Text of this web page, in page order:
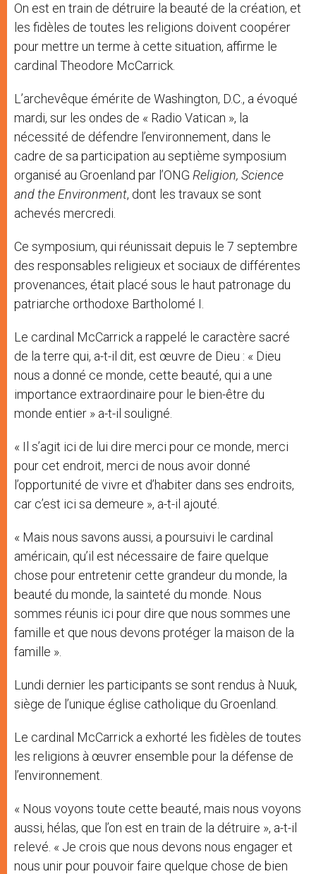
On est en train de détruire la beauté de la création, et
les fidèles de toutes les religions doivent coopérer
pour mettre un terme à cette situation, affirme le
cardinal Theodore McCarrick.
L’archevêque émérite de Washington, D.C., a évoqué
mardi, sur les ondes de « Radio Vatican », la
nécessité de défendre l’environnement, dans le
cadre de sa participation au septième symposium
organisé au Groenland par l’ONG Religion, Science
and the Environment, dont les travaux se sont
achevés mercredi.
Ce symposium, qui réunissait depuis le 7 septembre
des responsables religieux et sociaux de différentes
provenances, était placé sous le haut patronage du
patriarche orthodoxe Bartholomé I.
Le cardinal McCarrick a rappelé le caractère sacré
de la terre qui, a-t-il dit, est œuvre de Dieu : « Dieu
nous a donné ce monde, cette beauté, qui a une
importance extraordinaire pour le bien-être du
monde entier » a-t-il souligné.
« Il s’agit ici de lui dire merci pour ce monde, merci
pour cet endroit, merci de nous avoir donné
l’opportunité de vivre et d’habiter dans ses endroits,
car c’est ici sa demeure », a-t-il ajouté.
« Mais nous savons aussi, a poursuivi le cardinal
américain, qu’il est nécessaire de faire quelque
chose pour entretenir cette grandeur du monde, la
beauté du monde, la sainteté du monde. Nous
sommes réunis ici pour dire que nous sommes une
famille et que nous devons protéger la maison de la
famille ».
Lundi dernier les participants se sont rendus à Nuuk,
siège de l’unique église catholique du Groenland.
Le cardinal McCarrick a exhorté les fidèles de toutes
les religions à œuvrer ensemble pour la défense de
l’environnement.
« Nous voyons toute cette beauté, mais nous voyons
aussi, hélas, que l’on est en train de la détruire », a-t-il
relevé. « Je crois que nous devons nous engager et
nous unir pour pouvoir faire quelque chose de bien